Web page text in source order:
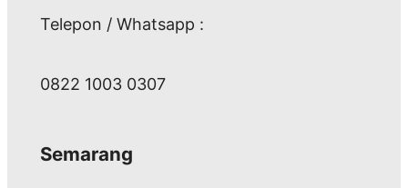
Telepon / Whatsapp :
0822 1003 0307
Semarang